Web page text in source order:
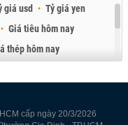
giá usd
Tỷ giá yen
Giá tiêu hôm nay
thép hôm nay
cấp ngày 20/3/2026